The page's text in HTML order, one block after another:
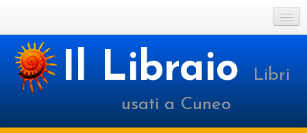
Cookie Policy
Login o registrati
Il LibraioLibri
usati a Cuneo